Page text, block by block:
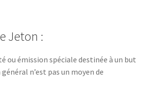
Jeton :
ou émission spéciale destinée à un but
n’est pas un moyen de